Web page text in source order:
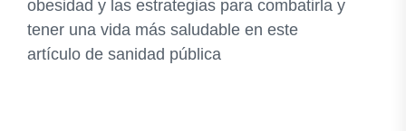
obesidad y las estrategias para combatirla y
tener una vida más saludable en este
artículo de sanidad pública